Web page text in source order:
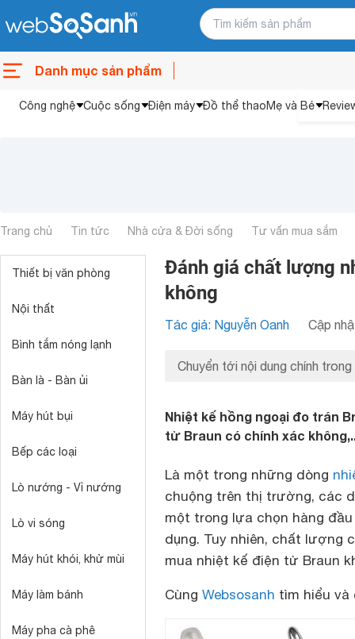
Danh mục sản phẩm
Công nghệ Cuộc sống Điện máy Đồ thể thaoMẹ và Bé
Trang chủ Tin tức Nhà cửa & Đời sống Tư vấn mua sắm
Thiết bị văn phòng
Nội thất
Bình tắm nóng lạnh
Bàn là - Bàn ủi
Máy hút bụi
Bếp các loại
Lò nướng - Vỉ nướng
Lò vi sóng
Máy hút khói, khử mùi
Máy làm bánh
Máy pha cà phê
Đánh giá chất lượng
không
Tác giả: Nguyễn Oanh Cập
Chuyển tới nội dung chính trong
Nhiệt kế hồng ngoại đo trán
tử Braun có chính xác
Là một trong những dòng
chuộng trên thị trường, các
một trong lựa chọn hàng
dụng. Tuy nhiên, chất lượng
mua nhiệt kế điện tử Braun
Cùng Websosanh tìm hiểu và